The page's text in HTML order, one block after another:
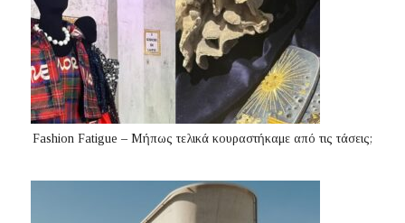
Fashion Fatigue – Μήπως τελικά κουραστήκαμε από τις τάσεις;